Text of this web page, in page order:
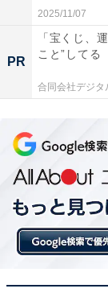
次ページ
2025/11/07
PR
「宝くじ、
こと”してる
合同会社デジタ